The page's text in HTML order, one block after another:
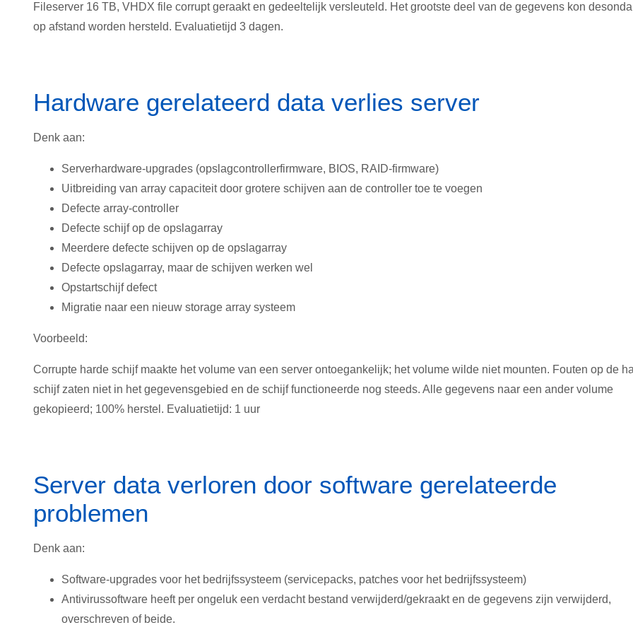
Fileserver 16 TB, VHDX file corrupt geraakt en gedeeltelijk versleuteld. Het grootste deel van de gegevens kon
op afstand worden hersteld. Evaluatietijd 3 dagen.
Hardware gerelateerd data verlies server
Denk aan:
Serverhardware-upgrades (opslagcontrollerfirmware, BIOS, RAID-firmware)
Uitbreiding van array capaciteit door grotere schijven aan de controller toe te voegen
Defecte array-controller
Defecte schijf op de opslagarray
Meerdere defecte schijven op de opslagarray
Defecte opslagarray, maar de schijven werken wel
Opstartschijf defect
Migratie naar een nieuw storage array systeem
Voorbeeld:
Corrupte harde schijf maakte het volume van een server ontoegankelijk; het volume wilde niet mounten. Fouten op de
schijf zaten niet in het gegevensgebied en de schijf functioneerde nog steeds. Alle gegevens naar een ander volume
gekopieerd; 100% herstel. Evaluatietijd: 1 uur
Server data verloren door software gerelateerde
problemen
Denk aan:
Software-upgrades voor het bedrijfssysteem (servicepacks, patches voor het bedrijfssysteem)
Antivirussoftware heeft per ongeluk een verdacht bestand verwijderd/gekraakt en de gegevens zijn verwijderd,
overschreven of beide.